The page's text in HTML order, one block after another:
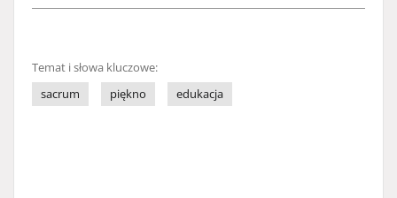
Temat i słowa kluczowe:
sacrum
piękno edukacja